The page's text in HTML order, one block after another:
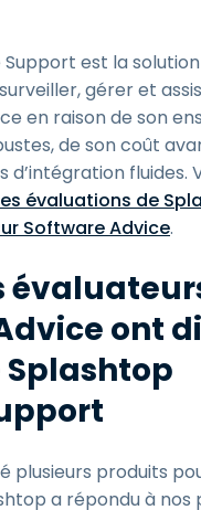
est la
gérer et
en raison de son
de son coût
fluides.
évaluations de
Software Advice.
ont
Splashtop
plusieurs produits
a répondu à nos